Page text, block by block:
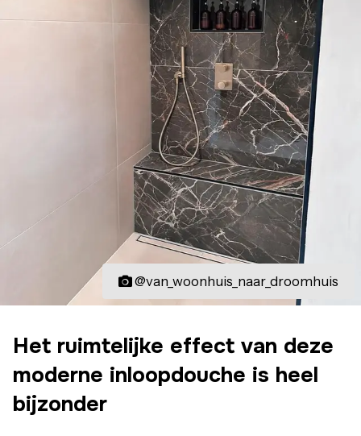
@van_woonhuis_naar_droomhuis
Het ruimtelijke effect van deze
moderne inloopdouche is heel
bijzonder